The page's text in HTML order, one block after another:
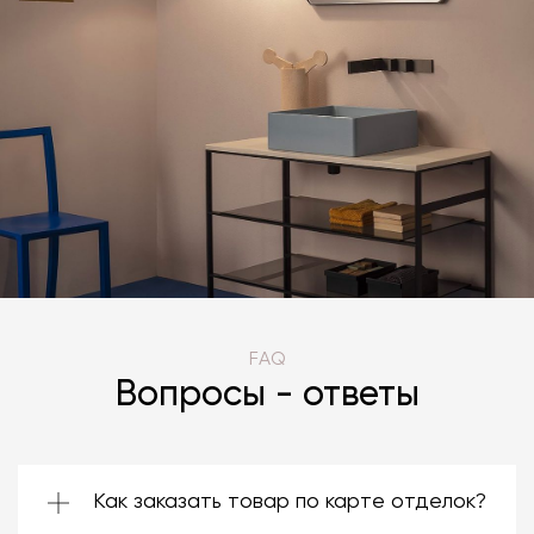
FAQ
Вопросы - ответы
Как заказать товар по карте отделок?